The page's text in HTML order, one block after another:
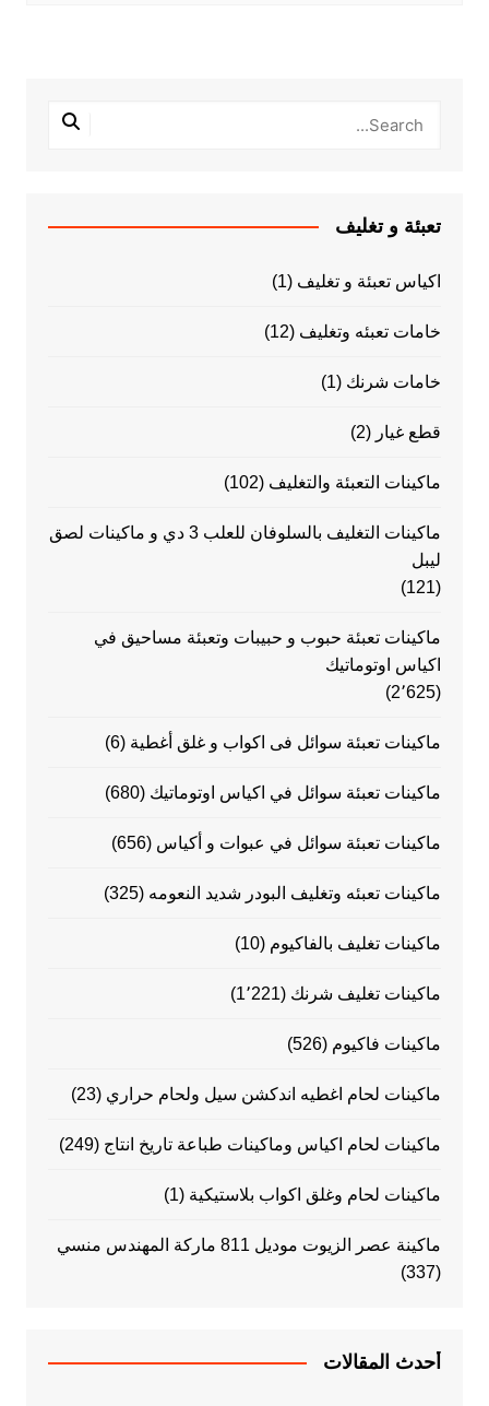
تعبئة و تغليف
اكياس تعبئة و تغليف (1)
خامات تعبئه وتغليف (12)
خامات شرنك (1)
قطع غيار (2)
ماكينات التعبئة والتغليف (102)
ماكينات التغليف بالسلوفان للعلب 3 دي و ماكينات لصق
ليبل
(121)
ماكينات تعبئة حبوب و حبيبات وتعبئة مساحيق في
اكياس اوتوماتيك
(2٬625)
ماكينات تعبئة سوائل فى اكواب و غلق أغطية (6)
ماكينات تعبئة سوائل في اكياس اوتوماتيك (680)
ماكينات تعبئة سوائل في عبوات و أكياس (656)
ماكينات تعبئه وتغليف البودر شديد النعومه (325)
ماكينات تغليف بالفاكيوم (10)
ماكينات تغليف شرنك (1٬221)
ماكينات فاكيوم (526)
ماكينات لحام اغطيه اندكشن سيل ولحام حراري (23)
ماكينات لحام اكياس وماكينات طباعة تاريخ انتاج (249)
ماكينات لحام وغلق اكواب بلاستيكية (1)
ماكينة عصر الزيوت موديل 811 ماركة المهندس منسي
(337)
أحدث المقالات